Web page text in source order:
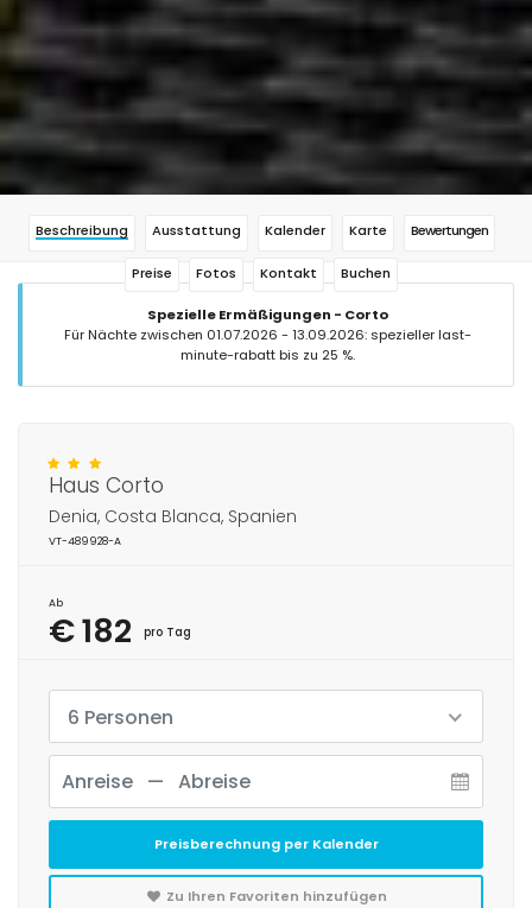
Beschreibung Ausstattung Kalender Karte Bewertungen
Preise Fotos Kontakt Buchen
Spezielle Ermäßigungen - Corto
Für Nächte zwischen 01.07.2026 - 13.09.2026: spezieller last-
minute-rabatt bis zu 25 %.
Haus Corto
Denia, Costa Blanca, Spanien
VT-489928-A
Ab
€ 182 pro Tag
6 Personen
Preisberechnung per Kalender
Zu Ihren Favoriten hinzufügen